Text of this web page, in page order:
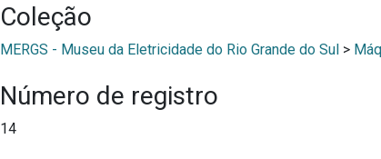
Coleção
MERGS - Museu da Eletricidade do Rio Grande do Sul >
Número de registro
14